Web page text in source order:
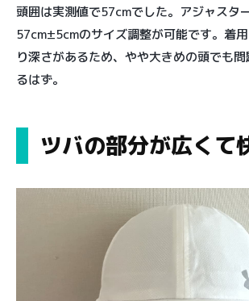
頭囲は実測値で57cmでした。アジャスタ
57cm±5cmのサイズ調整が可能です。着
り深さがあるため、やや大きめの頭でも
るはず。
ツバの部分が広くて